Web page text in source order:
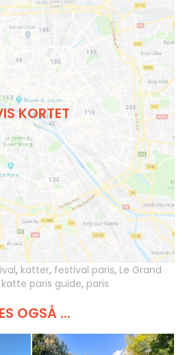
KORTET
, katter, festival paris, Le Grand
katte paris guide, paris
OGSÅ ...